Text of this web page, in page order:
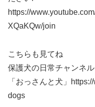
https://
XQaKQw/join
こちらも見てね
保護犬の日常チャンネル
「おっさんと犬」
dogs